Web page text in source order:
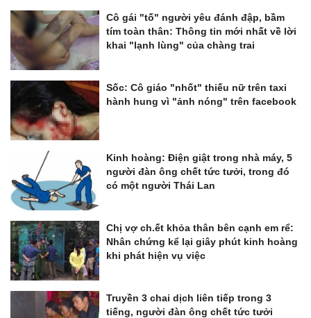
Cô gái "tố" người yêu đánh đập, bầm
tím toàn thân: Thông tin mới nhất về lời
khai "lạnh lùng" của chàng trai
Sốc: Cô giáo "nhốt" thiếu nữ trên taxi
hành hung vì "ảnh nóng" trên facebook
Kinh hoàng: Điện giật trong nhà máy, 5
người đàn ông chết tức tưởi, trong đó
có một người Thái Lan
Chị vợ ch.ết khỏa thân bên cạnh em rể:
Nhân chứng kể lại giây phút kinh hoàng
khi phát hiện vụ việc
Truyền 3 chai dịch liên tiếp trong 3
tiếng, người đàn ông chết tức tưởi